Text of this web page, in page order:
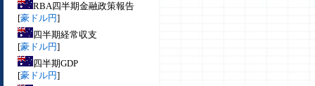
RBA四半期金融政策報告
[豪ドル円]
四半期経常収支
[豪ドル円]
四半期GDP
[豪ドル円]